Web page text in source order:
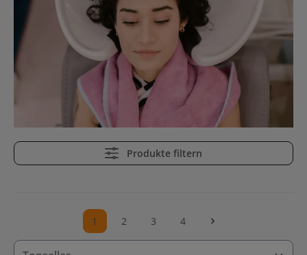
Produkte filtern
Seite
1 Seite
2 Seite
3 Seite
4